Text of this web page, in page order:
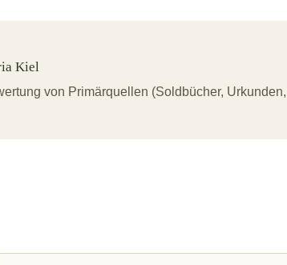
Kiel
von Primärquellen (Soldbücher, Urkunden,